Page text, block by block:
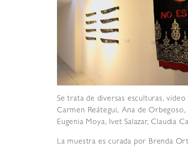
Se trata de diversas esculturas,
Carmen Reátegui, Ana de Orbegoso,
Eugenia Moya, Ivet Salazar, Claudia
La muestra es curada por Brenda